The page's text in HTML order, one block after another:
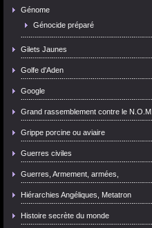
Génome
Génocide préparé
Gilets Jaunes
Golfe d'Aden
Google
Grand rassemblement contre le N.O.M.
Grippe porcine ou aviaire
Guerres civiles
Guerres, Armement, armées,
Hiérarchies Angéliques, Metatron
Histoire secrète du monde